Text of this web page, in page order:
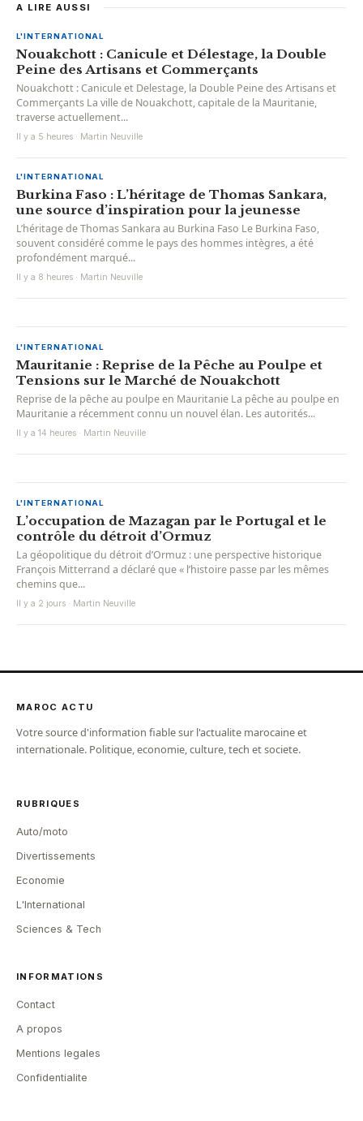
A LIRE AUSSI
L'INTERNATIONAL
Nouakchott : Canicule et Délestage, la Double
Peine des Artisans et Commerçants
Nouakchott : Canicule et Delestage, la Double Peine des Artisans et
Commerçants La ville de Nouakchott, capitale de la Mauritanie,
traverse actuellement...
Il y a 5 heures · Martin Neuville
L'INTERNATIONAL
Burkina Faso : L’héritage de Thomas Sankara,
une source d’inspiration pour la jeunesse
L’héritage de Thomas Sankara au Burkina Faso Le Burkina Faso,
souvent considéré comme le pays des hommes intègres, a été
profondément marqué...
Il y a 8 heures · Martin Neuville
L'INTERNATIONAL
Mauritanie : Reprise de la Pêche au Poulpe et
Tensions sur le Marché de Nouakchott
Reprise de la pêche au poulpe en Mauritanie La pêche au poulpe en
Mauritanie a récemment connu un nouvel élan. Les autorités...
Il y a 14 heures · Martin Neuville
L'INTERNATIONAL
L’occupation de Mazagan par le Portugal et le
contrôle du détroit d’Ormuz
La géopolitique du détroit d’Ormuz : une perspective historique
François Mitterrand a déclaré que « l’histoire passe par les mêmes
chemins que...
Il y a 2 jours · Martin Neuville
MAROC ACTU
Votre source d'information fiable sur l'actualite marocaine et
internationale. Politique, economie, culture, tech et societe.
RUBRIQUES
Auto/moto
Divertissements
Economie
L'International
Sciences & Tech
INFORMATIONS
Contact
A propos
Mentions legales
Confidentialite